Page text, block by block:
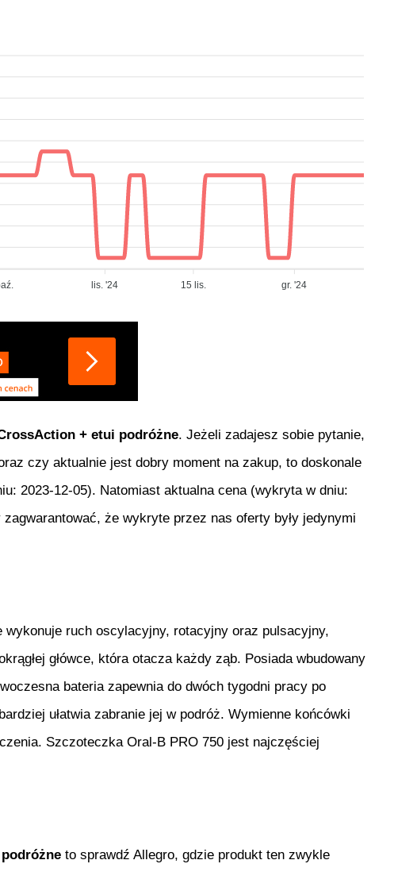
lis. '24 15 lis. gr. '24
+ etui podróżne. Jeżeli zadajesz sobie pytanie,
czy aktualnie jest dobry moment na zakup, to doskonale
2023-12-05). Natomiast aktualna cena (wykryta w dniu:
że wykryte przez nas oferty były jedynymi
ruch oscylacyjny, rotacyjny oraz pulsacyjny,
główce, która otacza każdy ząb. Posiada wbudowany
bateria zapewnia do dwóch tygodni pracy po
ułatwia zabranie jej w podróż. Wymienne końcówki
Szczoteczka Oral-B PRO 750 jest najczęściej
to sprawdź Allegro, gdzie produkt ten zwykle